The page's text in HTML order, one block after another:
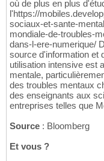
où de plus en plus
l'https://
sociaux-et-sante-
mondiale-de-troubles-
dans-l-ere-numerique/
source d'information et
utilisation intensive est
mentale,
des troubles mentaux
des enseignants aux
entreprises telles que
Source : Bloomberg
Et vous ?